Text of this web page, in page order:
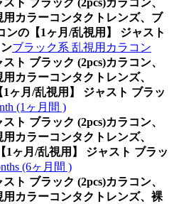
カラーコンタクトレンズ、ブ
ンの【1ヶ月/乱視用】 ジャスト
ブラック系 乱視用カラコン
ト ブラック (2pcs)カラコン、
カラーコンタクトレンズ、
ヶ月/乱視用】 ジャスト ブラッ
(1ヶ月間 )
ト ブラック (2pcs)カラコン、
カラーコンタクトレンズ、
1ヶ月/乱視用】 ジャスト ブラッ
(6ヶ月間 )
ト ブラック (2pcs)カラコン、
カラーコンタクトレンズ、裸